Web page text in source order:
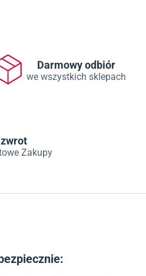
Darmowy odbiór
we wszystkich sklepach
Zakupy